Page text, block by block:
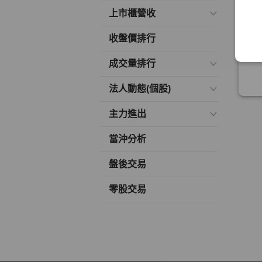
上市櫃營收
收盤價排行
成交量排行
法人動態(個股)
主力進出
當沖分析
盤後交易
零股交易